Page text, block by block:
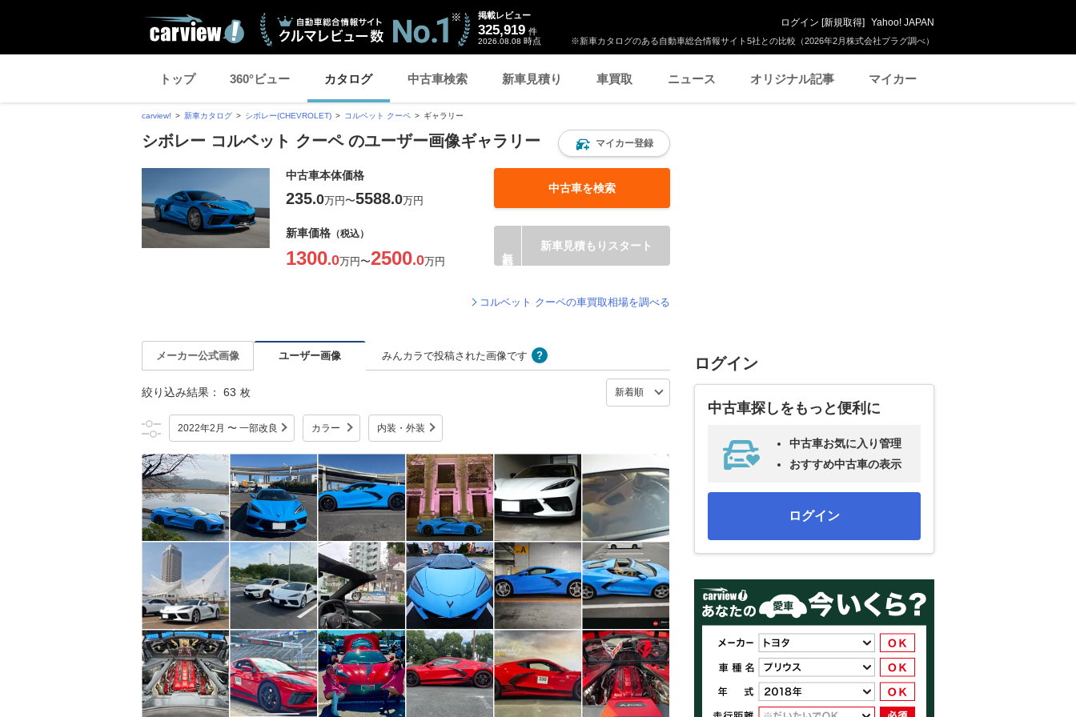
※新車カタログのある自動車総合情報サイト5社との比較（2026年2月株式会社プラグ調べ）
掲載レビュー
325,919 件
2026.08.08 時点
ログイン [新規取得] Yahoo! JAPAN
トップ 360°ビュー カタログ 中古車検索 新車見積り 車買取 ニュース オリジナル記事 マイカー
carview! 新車カタログ シボレー(CHEVROLET) コルベット クーペ ギャラリー
シボレー コルベット クーペ のユーザー画像ギャラリー マイカー登録
中古車本体価格
235.0万円〜5588.0万円
中古車を検索
新車価格 （税込）
1300.0万円〜2500.0万円
新車見積もりスタート
コルベット クーペの車買取相場を調べる
メーカー公式画像 ユーザー画像 みんカラで投稿された画像です
絞り込み結果： 63 枚
2022年2月 〜 一部改良 カラー 内装・外装
ログイン
中古車探しをもっと便利に
中古車お気に入り管理
おすすめ中古車の表示
ログイン